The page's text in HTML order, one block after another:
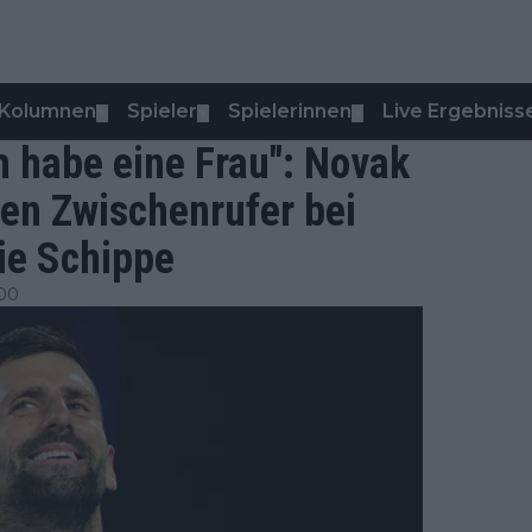
Spieler Spielerinnen Live
habe eine Frau": Novak
Zwischenrufer bei
Schippe